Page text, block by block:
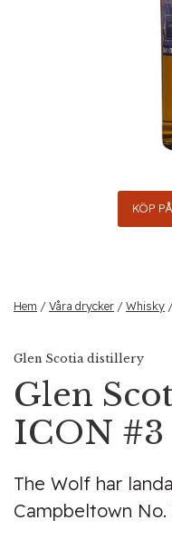
KÖP
Hem / Våra drycker / Whisky
Glen Scotia distillery
Glen
ICON #3
The Wolf har
Campbeltown No.